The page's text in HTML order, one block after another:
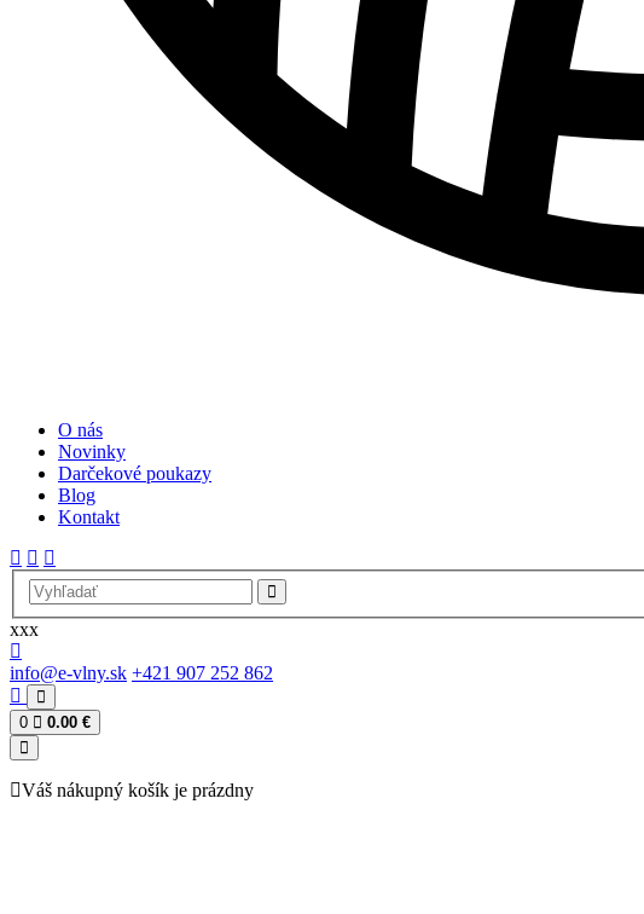
O nás
Novinky
Darčekové poukazy
Blog
Kontakt
xxx
info@e-vlny.sk +421 907 252 862
0 0.00 €
Váš nákupný košík je prázdny